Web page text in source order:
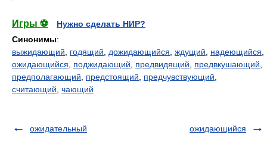
Игры ⚽
Нужно сделать НИР?
Синонимы:
выжидающий
годящий дожидающийся ждущий надеющийся
ожидающийся
поджидающий предвидящий предвкушающий
предполагающий
предстоящий предчувствующий
считающий чающий
ожидательный ожидающийся